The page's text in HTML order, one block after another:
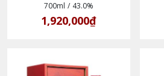
700ml / 43.0%
1,920,000₫